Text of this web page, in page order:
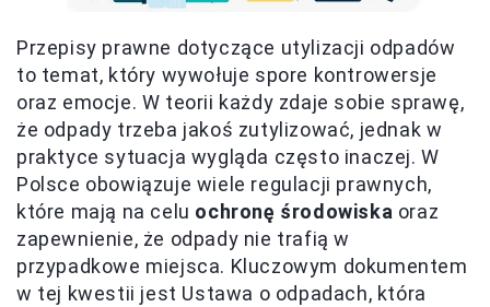
Przepisy prawne dotyczące utylizacji odpadów
to temat, który wywołuje spore kontrowersje
oraz emocje. W teorii każdy zdaje sobie sprawę,
że odpady trzeba jakoś zutylizować, jednak w
praktyce sytuacja wygląda często inaczej. W
Polsce obowiązuje wiele regulacji prawnych,
które mają na celu ochronę środowiska oraz
zapewnienie, że odpady nie trafią w
przypadkowe miejsca. Kluczowym dokumentem
w tej kwestii jest Ustawa o odpadach, która